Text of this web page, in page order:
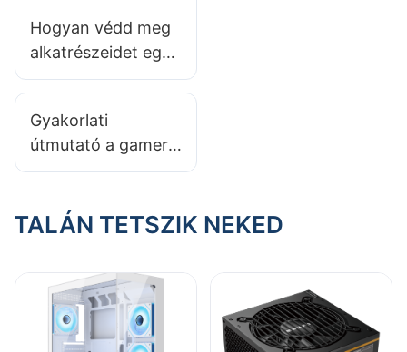
Hogyan védd meg
alkatrészeidet egy
minőségi gamer PC
Gyakorlati
útmutató a gamer
PC-ház
karbantartásához
TALÁN TETSZIK NEKED